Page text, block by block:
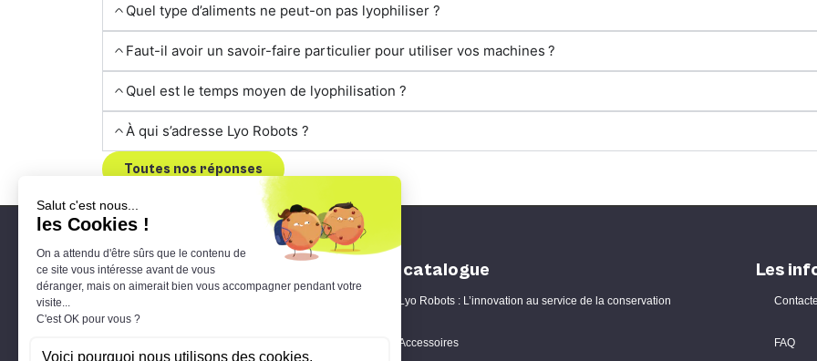
Quel type d’aliments ne peut-on pas lyophiliser ?
Faut-il avoir un savoir-faire particulier pour utiliser vos machines ?
Quel est le temps moyen de lyophilisation ?
À qui s’adresse Lyo Robots ?
Toutes nos réponses
Le catalogue
Lyo Robots : L’innovation au service de la conservation
Accessoires
Les
FAQ